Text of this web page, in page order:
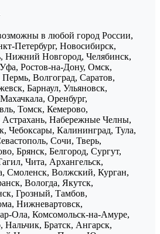
в любой город России,
Петербург, Новосибирск,
Нижний Новгород, Челябинск,
Ростов-на-Дону, Омск,
Волгоград, Саратов,
Барнаул, Ульяновск,
Оренбург,
Томск, Кемерово,
Астрахань, Набережные Челны,
Чебоксары, Калининград, Тула,
Сочи, Тверь,
Брянск, Белгород, Сургут,
Чита, Архангельск,
Смоленск, Волжский, Курган,
Вологда, Якутск,
Грозный, Тамбов,
Нижневартовск,
Ола, Комсомольск-на-Амуре,
Нальчик, Братск, Ангарск,